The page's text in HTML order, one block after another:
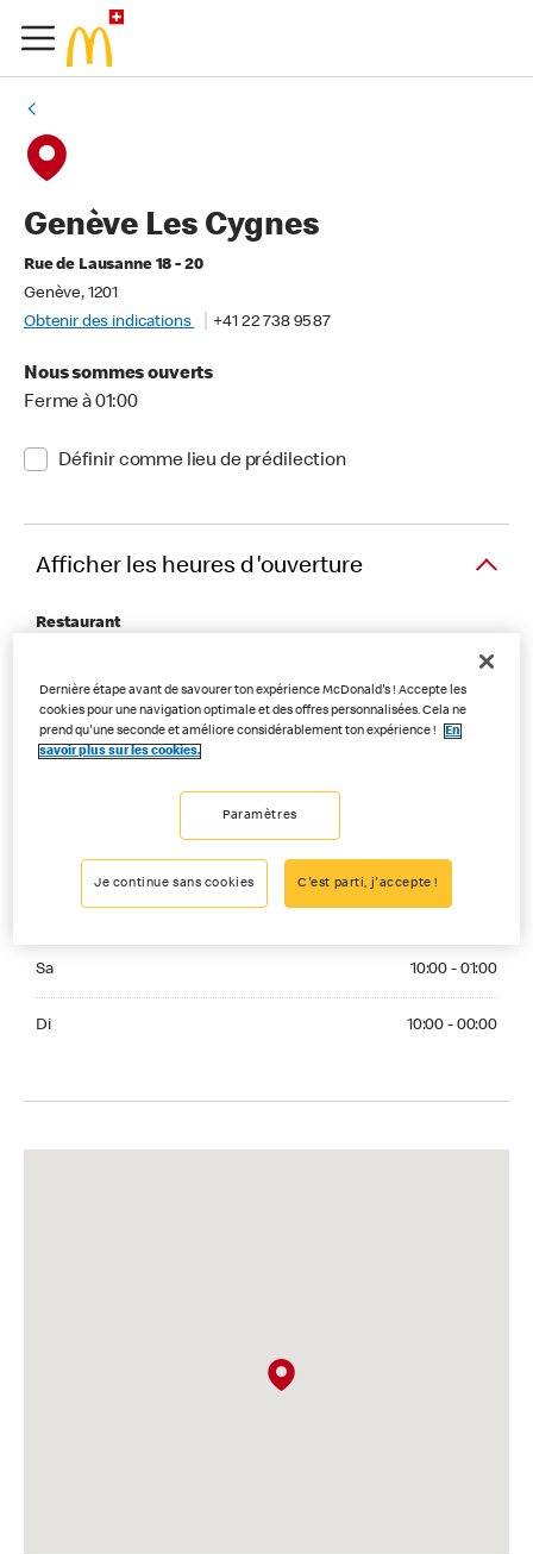
Genève Les Cygnes
Rue de Lausanne 18 - 20
Genève, 1201
Obtenir des indications
+41 22 738 95 87
Nous sommes ouverts
Ferme à 01:00
Définir comme lieu de prédilection
Afficher les heures d'ouverture
Restaurant
Lu 10:00 - 00:00
Ma
Tuesday 10:00 - 00:00
Wednesday 10:00 - 00:00
10:00 - 00:00
Thuesday 10:00 - 00:00
Friday 10:00 - 01:00
Sa 10:00 - 01:00
Di 10:00 - 00:00
Dernière étape avant de savourer ton expérience McDonald's ! Accepte les
cookies pour une navigation optimale et des offres personnalisées. Cela ne
prend qu'une seconde et améliore considérablement ton expérience !
En
savoir plus sur les cookies.
Paramètres
Je continue sans cookies C'est parti, j'accepte !